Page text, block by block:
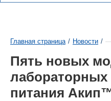
Главная страница / Новости /
Пять новых
лабораторных
питания